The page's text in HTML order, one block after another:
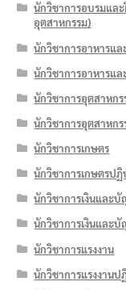
นักวิชาการอบรมแล
อุตสาหกรรม)
นักวิชาการอาหารแล
นักวิชาการอาหารแ
นักวิชาการอุตสาหกร
นักวิชาการอุตสาหก
นักวิชาการเกษตร
นักวิชาการเกษตรป
นักวิชาการเงินและ
นักวิชาการเงินและ
นักวิชาการแรงงาน
นักวิชาการแรงงานป